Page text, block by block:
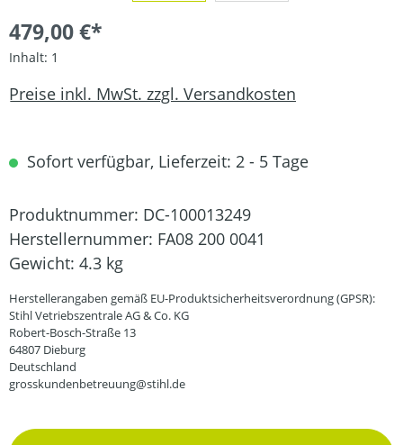
479,00 €*
Inhalt: 1
Preise inkl. MwSt. zzgl. Versandkosten
Sofort verfügbar, Lieferzeit: 2 - 5 Tage
Produktnummer: DC-100013249
Herstellernummer: FA08 200 0041
Gewicht: 4.3 kg
Herstellerangaben gemäß EU-Produktsicherheitsverordnung (GPSR):
Stihl Vetriebszentrale AG & Co. KG
Robert-Bosch-Straße 13
64807 Dieburg
Deutschland
grosskundenbetreuung@stihl.de